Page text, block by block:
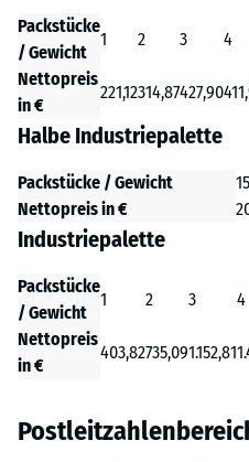
Packstücke
/ Gewicht
1 2 3 4
Nettopreis
in €
221,12314,87427,90
Halbe Industriepalette
Packstücke / Gewicht
Nettopreis in €
Industriepalette
Packstücke
/ Gewicht
1 2 3 4
Nettopreis
in €
403,82735,091.152,81